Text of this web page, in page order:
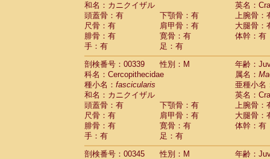
和名：カニクイザル
英名：
頭蓋骨：有
下顎骨：有
上腕骨：
尺骨：有
肩甲骨：有
大腿骨：
腓骨：有
寛骨：有
体幹：有
手：有
足：有
剖検番号：00339
性別：M
年齢：
科名：Cercopithecidae
属名：
種小名： fascicularis
亜種小名
和名：カニクイザル
英名：
頭蓋骨：有
下顎骨：有
上腕骨：
尺骨：有
肩甲骨：有
大腿骨：
腓骨：有
寛骨：有
体幹：有
手：有
足：有
剖検番号：00345
性別：M
年齢：